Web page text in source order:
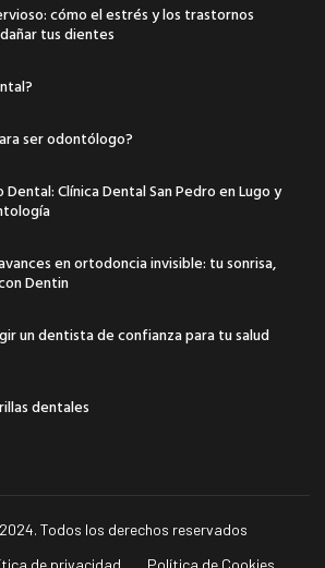
cómo el estrés y los trastornos
tus dientes
ser odontólogo?
Clínica Dental San Pedro en Lugo y
en ortodoncia invisible: tu sonrisa,
Dentin
un dentista de confianza para tu salud
dentales
Todos los derechos reservados
de privacidad Política de Cookies